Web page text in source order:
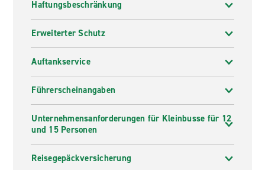
Haftungsbeschränkung
Erweiterter Schutz
Auftankservice
Führerscheinangaben
Unternehmensanforderungen für Kleinbusse für 12
und 15 Personen
Reisegepäckversicherung